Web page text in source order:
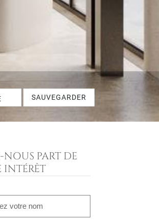
SAUVEGARDER
NOUS PART DE
INTÉRÊT